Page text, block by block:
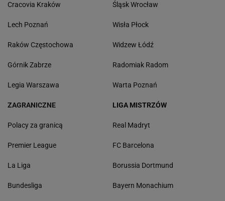
Cracovia Kraków
Lech Poznań
Raków Częstochowa
Górnik Zabrze
Legia Warszawa
Śląsk Wrocław
Wisła Płock
Widzew Łódź
Radomiak Radom
Warta Poznań
ZAGRANICZNE
Polacy za granicą
Premier League
La Liga
Bundesliga
LIGA MISTRZÓW
Real Madryt
FC Barcelona
Borussia Dortmund
Bayern Monachium